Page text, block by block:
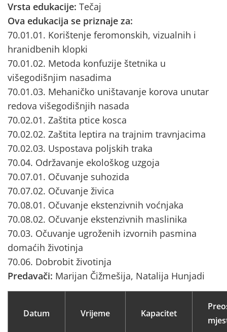
Vrsta edukacije: Tečaj
Ova edukacija se priznaje za:
70.01.01. Korištenje feromonskih, vizualnih i
hranidbenih klopki
70.01.02. Metoda konfuzije štetnika u
višegodišnjim nasadima
70.01.03. Mehaničko uništavanje korova unutar
redova višegodišnjih nasada
70.02.01. Zaštita ptice kosca
70.02.02. Zaštita leptira na trajnim travnjacima
70.02.03. Uspostava poljskih traka
70.04. Održavanje ekološkog uzgoja
70.07.01. Očuvanje suhozida
70.07.02. Očuvanje živica
70.08.01. Očuvanje ekstenzivnih voćnjaka
70.08.02. Očuvanje ekstenzivnih maslinika
70.03. Očuvanje ugroženih izvornih pasmina
domaćih životinja
70.06. Dobrobit životinja
Predavači: Marijan Čižmešija, Natalija Hunjadi
Datum Vrijeme Kapacitet